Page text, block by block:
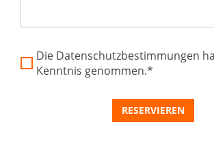
Die Datenschutzbestimmungen
Kenntnis genommen.*
RESERVIEREN